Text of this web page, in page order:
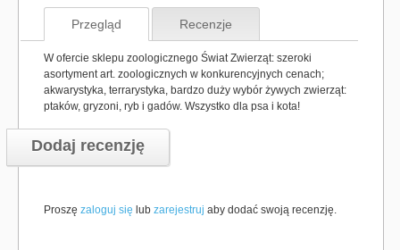
Przegląd Recenzje
W ofercie sklepu zoologicznego Świat Zwierząt: szeroki
asortyment art. zoologicznych w konkurencyjnych cenach;
akwarystyka, terrarystyka, bardzo duży wybór żywych zwierząt:
ptaków, gryzoni, ryb i gadów. Wszystko dla psa i kota!
Dodaj recenzję
Proszę zaloguj się lub zarejestruj aby dodać swoją recenzję.